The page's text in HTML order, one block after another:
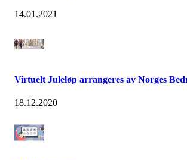
14.01.2021
Virtuelt Juleløp arrangeres av Norges
18.12.2020